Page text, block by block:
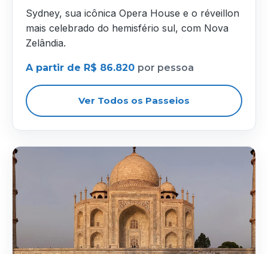
Sydney, sua icônica Opera House e o réveillon
mais celebrado do hemisfério sul, com Nova
Zelândia.
A partir de R$ 86.820 por pessoa
Ver Todos os Passeios